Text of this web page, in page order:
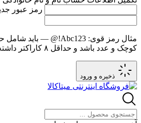
رمز عبور
مثال رمز قوی: Abc123!@
— باید شامل
کوچک و عدد باشد و حداقل ۸ کاراکتر داشته باشد.
ذخیره و ورود